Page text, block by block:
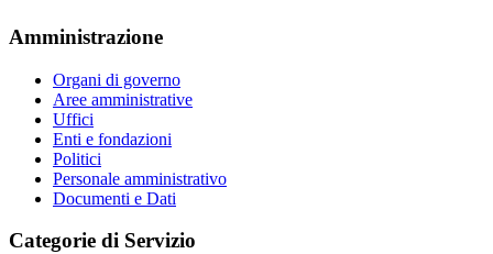
Amministrazione
Organi di governo
Aree amministrative
Uffici
Enti e fondazioni
Politici
Personale amministrativo
Documenti e Dati
Categorie di Servizio